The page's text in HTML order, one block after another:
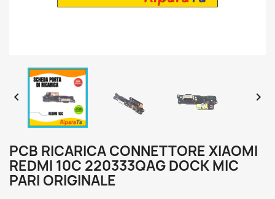
 
PCB RICARICA CONNETTORE XIAOMI
REDMI 10C 220333QAG DOCK MIC
PARI ORIGINALE